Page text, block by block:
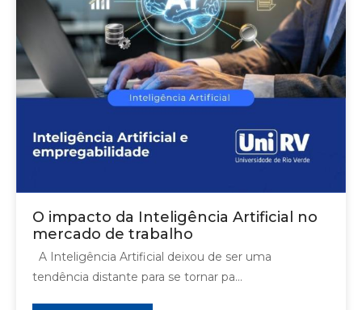
O impacto da Inteligência Artificial no
mercado de trabalho
A Inteligência Artificial deixou de ser uma
tendência distante para se tornar pa...